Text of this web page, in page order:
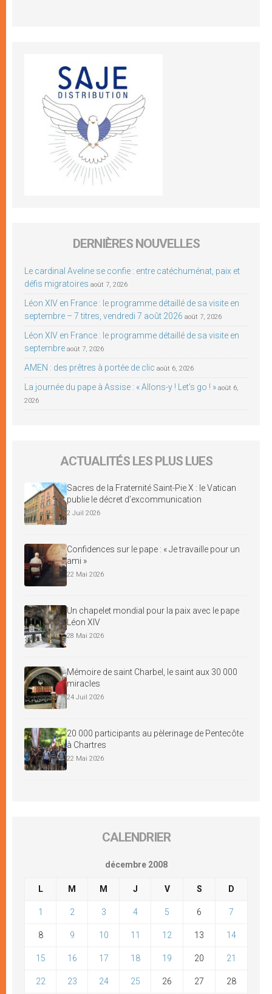
DERNIÈRES NOUVELLES
Le cardinal Aveline se confie : entre catéchuménat, paix et
défis migratoires août 7, 2026
Léon XIV en France : le programme détaillé de sa visite en
septembre – 7 titres, vendredi 7 août 2026 août 7, 2026
Léon XIV en France : le programme détaillé de sa visite en
septembre août 7, 2026
AMEN : des prêtres à portée de clic août 6, 2026
La journée du pape à Assise : « Allons-y ! Let’s go ! » août 6,
2026
ACTUALITÉS LES PLUS LUES
Sacres de la Fraternité Saint-Pie X : le Vatican
publie le décret d’excommunication
2 Juil 2026
Confidences sur le pape : « Je travaille pour un
ami »
22 Mai 2026
Un chapelet mondial pour la paix avec le pape
Léon XIV
28 Mai 2026
Mémoire de saint Charbel, le saint aux 30 000
miracles
24 Juil 2026
20 000 participants au pèlerinage de Pentecôte
à Chartres
22 Mai 2026
CALENDRIER
décembre 2008
L M M J V S D
1 2 3 4 5 6 7
8 9 10 11 12 13 14
15 16 17 18 19 20 21
22 23 24 25 26 27 28